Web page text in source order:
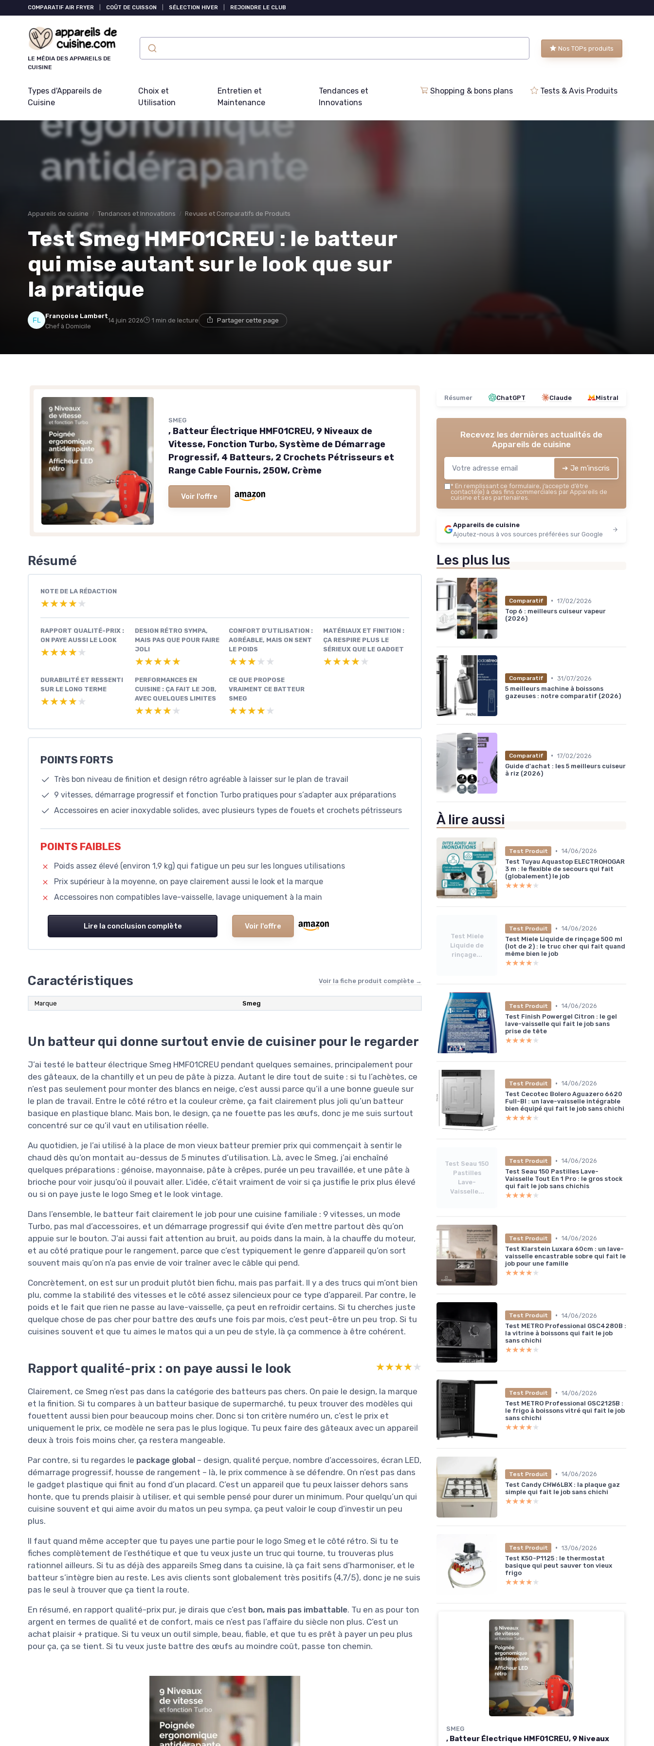
COMPARATIF AIR FRYER COÛT DE CUISSON SÉLECTION HIVER REJOINDRE LE CLUB
LE MÉDIA DES APPAREILS DE
CUISINE
Nos TOPs produits
Types d'Appareils de
Cuisine
Choix et
Utilisation
Entretien et
Maintenance
Tendances et
Innovations
Shopping & bons plans Tests & Avis Produits
Appareils de cuisine Tendances et Innovations Revues et Comparatifs de Produits
Test Smeg HMF01CREU : le batteur
qui mise autant sur le look que sur
la pratique
Françoise Lambert
Chef à Domicile
14 juin 2026 1 min de lecture Partager cette page
SMEG
, Batteur Électrique HMF01CREU, 9 Niveaux de
Vitesse, Fonction Turbo, Système de Démarrage
Progressif, 4 Batteurs, 2 Crochets Pétrisseurs et
Range Cable Fournis, 250W, Crème
Voir l'offre
Résumé
NOTE DE LA RÉDACTION
★★★★★
★★★★★
RAPPORT QUALITÉ-PRIX :
ON PAYE AUSSI LE LOOK
★★★★★
★★★★★
DESIGN RÉTRO SYMPA,
MAIS PAS QUE POUR FAIRE
JOLI
★★★★★
★★★★★
CONFORT D’UTILISATION :
AGRÉABLE, MAIS ON SENT
LE POIDS
★★★★★
★★★★★
MATÉRIAUX ET FINITION :
ÇA RESPIRE PLUS LE
SÉRIEUX QUE LE GADGET
★★★★★
★★★★★
DURABILITÉ ET RESSENTI
SUR LE LONG TERME
★★★★★
★★★★★
PERFORMANCES EN
CUISINE : ÇA FAIT LE JOB,
AVEC QUELQUES LIMITES
★★★★★
★★★★★
CE QUE PROPOSE
VRAIMENT CE BATTEUR
SMEG
★★★★★
★★★★★
POINTS FORTS
Très bon niveau de finition et design rétro agréable à laisser sur le plan de travail
9 vitesses, démarrage progressif et fonction Turbo pratiques pour s’adapter aux préparations
Accessoires en acier inoxydable solides, avec plusieurs types de fouets et crochets pétrisseurs
POINTS FAIBLES
Poids assez élevé (environ 1,9 kg) qui fatigue un peu sur les longues utilisations
Prix supérieur à la moyenne, on paye clairement aussi le look et la marque
Accessoires non compatibles lave-vaisselle, lavage uniquement à la main
Lire la conclusion complète Voir l'offre
Caractéristiques Voir la fiche produit complète →
Marque Smeg
Un batteur qui donne surtout envie de cuisiner pour le regarder
J’ai testé le batteur électrique Smeg HMF01CREU pendant quelques semaines, principalement pour
des gâteaux, de la chantilly et un peu de pâte à pizza. Autant le dire tout de suite : si tu l’achètes, ce
n’est pas seulement pour monter des blancs en neige, c’est aussi parce qu’il a une bonne gueule sur
le plan de travail. Entre le côté rétro et la couleur crème, ça fait clairement plus joli qu’un batteur
basique en plastique blanc. Mais bon, le design, ça ne fouette pas les œufs, donc je me suis surtout
concentré sur ce qu’il vaut en utilisation réelle.
Au quotidien, je l’ai utilisé à la place de mon vieux batteur premier prix qui commençait à sentir le
chaud dès qu’on montait au-dessus de 5 minutes d’utilisation. Là, avec le Smeg, j’ai enchaîné
quelques préparations : génoise, mayonnaise, pâte à crêpes, purée un peu travaillée, et une pâte à
brioche pour voir jusqu’où il pouvait aller. L’idée, c’était vraiment de voir si ça justifie le prix plus élevé
ou si on paye juste le logo Smeg et le look vintage.
Dans l’ensemble, le batteur fait clairement le job pour une cuisine familiale : 9 vitesses, un mode
Turbo, pas mal d’accessoires, et un démarrage progressif qui évite d’en mettre partout dès qu’on
appuie sur le bouton. J’ai aussi fait attention au bruit, au poids dans la main, à la chauffe du moteur,
et au côté pratique pour le rangement, parce que c’est typiquement le genre d’appareil qu’on sort
souvent mais qu’on n’a pas envie de voir traîner avec le câble qui pend.
Concrètement, on est sur un produit plutôt bien fichu, mais pas parfait. Il y a des trucs qui m’ont bien
plu, comme la stabilité des vitesses et le côté assez silencieux pour ce type d’appareil. Par contre, le
poids et le fait que rien ne passe au lave-vaisselle, ça peut en refroidir certains. Si tu cherches juste
quelque chose de pas cher pour battre des œufs une fois par mois, c’est peut-être un peu trop. Si tu
cuisines souvent et que tu aimes le matos qui a un peu de style, là ça commence à être cohérent.
Rapport qualité-prix : on paye aussi le look ★★★★★
★★★★★
Clairement, ce Smeg n’est pas dans la catégorie des batteurs pas chers. On paie le design, la marque
et la finition. Si tu compares à un batteur basique de supermarché, tu peux trouver des modèles qui
fouettent aussi bien pour beaucoup moins cher. Donc si ton critère numéro un, c’est le prix et
uniquement le prix, ce modèle ne sera pas le plus logique. Tu peux faire des gâteaux avec un appareil
deux à trois fois moins cher, ça restera mangeable.
Par contre, si tu regardes le package global – design, qualité perçue, nombre d’accessoires, écran LED,
démarrage progressif, housse de rangement – là, le prix commence à se défendre. On n’est pas dans
le gadget plastique qui finit au fond d’un placard. C’est un appareil que tu peux laisser dehors sans
honte, que tu prends plaisir à utiliser, et qui semble pensé pour durer un minimum. Pour quelqu’un qui
cuisine souvent et qui aime avoir du matos un peu sympa, ça peut valoir le coup d’investir un peu
plus.
Il faut quand même accepter que tu payes une partie pour le logo Smeg et le côté rétro. Si tu te
fiches complètement de l’esthétique et que tu veux juste un truc qui tourne, tu trouveras plus
rationnel ailleurs. Si tu as déjà des appareils Smeg dans ta cuisine, là ça fait sens d’harmoniser, et le
batteur s’intègre bien au reste. Les avis clients sont globalement très positifs (4,7/5), donc je ne suis
pas le seul à trouver que ça tient la route.
En résumé, en rapport qualité-prix pur, je dirais que c’est bon, mais pas imbattable. Tu en as pour ton
argent en termes de qualité et de confort, mais ce n’est pas l’affaire du siècle non plus. C’est un
achat plaisir + pratique. Si tu veux un outil simple, beau, fiable, et que tu es prêt à payer un peu plus
pour ça, ça se tient. Si tu veux juste battre des œufs au moindre coût, passe ton chemin.
Résumer ChatGPT Claude Mistral
Recevez les dernières actualités de
Appareils de cuisine
➔ Je m'inscris
* En remplissant ce formulaire, j’accepte d’être
contacté(e) à des fins commerciales par Appareils de
cuisine et ses partenaires.
Appareils de cuisine
Ajoutez-nous à vos sources préférées sur Google
Les plus lus
Comparatif • 17/02/2026
Top 6 : meilleurs cuiseur vapeur
(2026)
Comparatif • 31/07/2026
5 meilleurs machine à boissons
gazeuses : notre comparatif (2026)
Comparatif • 17/02/2026
Guide d'achat : les 5 meilleurs cuiseur
à riz (2026)
À lire aussi
Test Produit • 14/06/2026
Test Tuyau Aquastop ELECTROHOGAR
3 m : le flexible de secours qui fait
(globalement) le job
★★★★★
★★★★★
Test Miele
Liquide de
rinçage...
Test Produit • 14/06/2026
Test Miele Liquide de rinçage 500 ml
(lot de 2) : le truc cher qui fait quand
même bien le job
★★★★★
★★★★★
Test Produit • 14/06/2026
Test Finish Powergel Citron : le gel
lave-vaisselle qui fait le job sans
prise de tête
★★★★★
★★★★★
Test Produit • 14/06/2026
Test Cecotec Bolero Aguazero 6620
Full-BI : un lave-vaisselle intégrable
bien équipé qui fait le job sans chichi
★★★★★
★★★★★
Test Seau 150
Pastilles
Lave-
Vaisselle...
Test Produit • 14/06/2026
Test Seau 150 Pastilles Lave-
Vaisselle Tout En 1 Pro : le gros stock
qui fait le job sans chichis
★★★★★
★★★★★
Test Produit • 14/06/2026
Test Klarstein Luxara 60cm : un lave-
vaisselle encastrable sobre qui fait le
job pour une famille
★★★★★
★★★★★
Test Produit • 14/06/2026
Test METRO Professional GSC4280B :
la vitrine à boissons qui fait le job
sans chichi
★★★★★
★★★★★
Test Produit • 14/06/2026
Test METRO Professional GSC2125B :
le frigo à boissons vitré qui fait le job
sans chichi
★★★★★
★★★★★
Test Produit • 14/06/2026
Test Candy CHW6LBX : la plaque gaz
simple qui fait le job sans chichi
★★★★★
★★★★★
Test Produit • 13/06/2026
Test K50-P1125 : le thermostat
basique qui peut sauver ton vieux
frigo
★★★★★
★★★★★
SMEG
, Batteur Électrique HMF01CREU, 9 Niveaux
Panneau de gestion des cookies